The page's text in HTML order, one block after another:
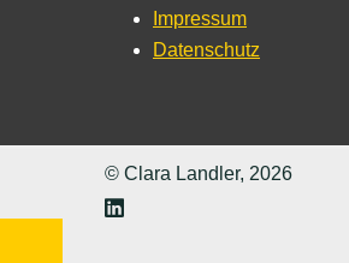
Impressum
Datenschutz
© Clara Landler, 2026